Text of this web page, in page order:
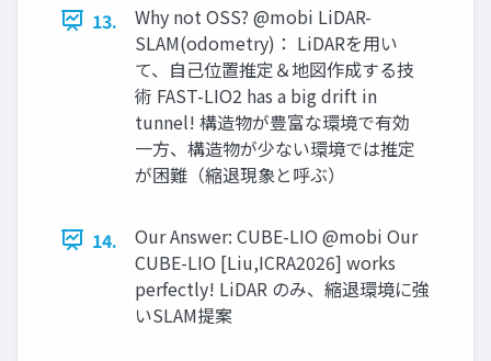
13.
Why not OSS? @mobi LiDAR-
SLAM(odometry)： LiDARを用い
て、自己位置推定＆地図作成する技
術 FAST-LIO2 has a big drift in
tunnel! 構造物が豊富な環境で有効
一方、構造物が少ない環境では推定
が困難（縮退現象と呼ぶ）
14.
Our Answer: CUBE-LIO @mobi Our
CUBE-LIO [Liu,ICRA2026] works
perfectly! LiDAR のみ、縮退環境に強
いSLAM提案